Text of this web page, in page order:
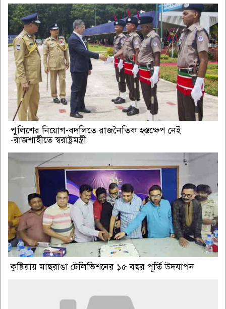
পুলিশের নিয়োগ-বদলিতে রাজনৈতিক হস্তক্ষেপ নেই
-রাজশাহীতে স্বরাষ্ট্রমন্ত্রী
কুষ্টিয়ায় মাছরাঙা টেলিভিশনের ১৫ বছর পূর্তি উদযাপন